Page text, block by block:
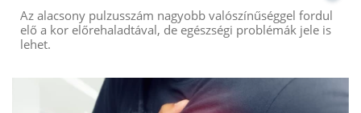
Az alacsony pulzusszám nagyobb valószínűséggel fordul
elő a kor előrehaladtával, de egészségi problémák jele is
lehet.